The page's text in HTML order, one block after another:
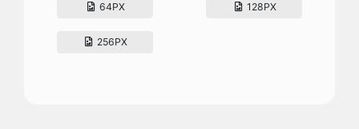
64PX 128PX
256PX